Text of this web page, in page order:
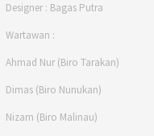
Designer : Bagas Putra
Wartawan :
Ahmad Nur (Biro Tarakan)
Dimas (Biro Nunukan)
Nizam (Biro Malinau)